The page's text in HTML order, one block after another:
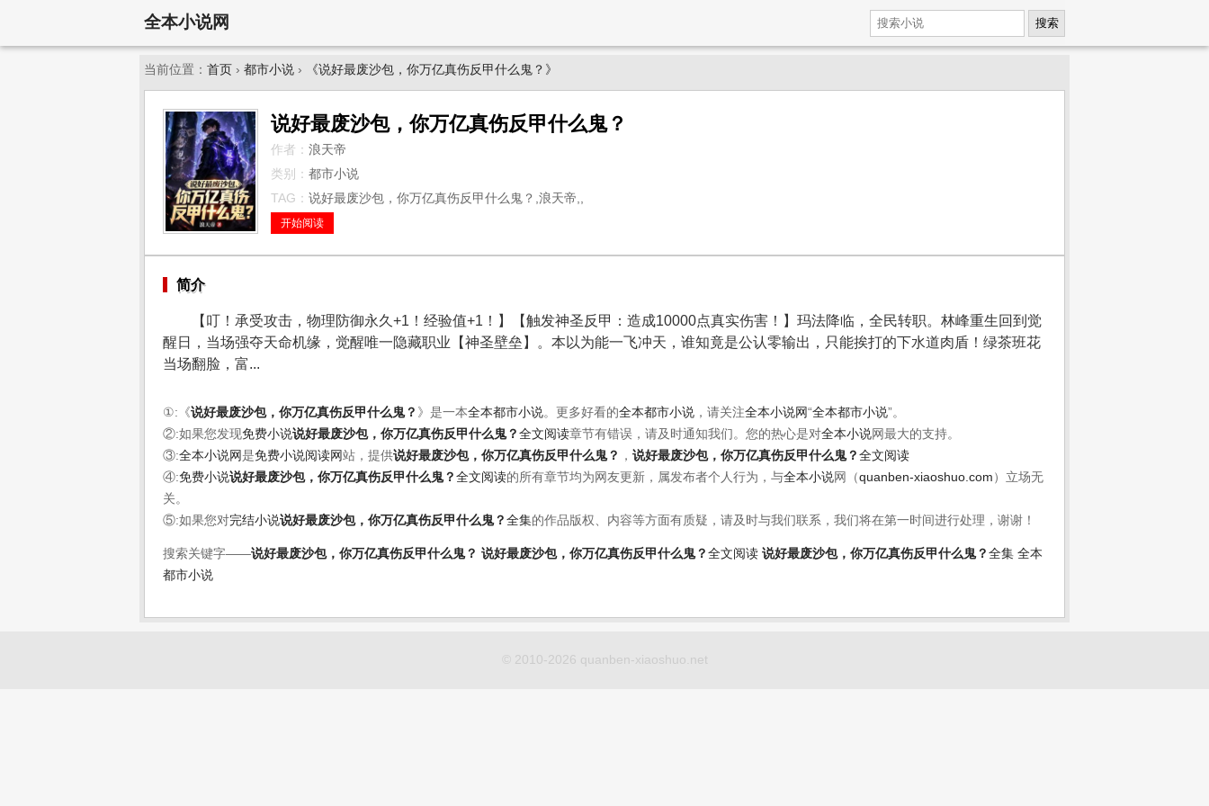
全本小说网 搜索
当前位置： 首页 › 都市小说 › 《说好最废沙包，你万亿真伤反甲什么鬼？》
说好最废沙包，你万亿真伤反甲什么鬼？
作者： 浪天帝
类别： 都市小说
TAG： 说好最废沙包，你万亿真伤反甲什么鬼？,浪天帝,,
开始阅读
简介
【叮！承受攻击，物理防御永久+1！经验值+1！】【触发神圣反甲：造成10000点真实伤害！】玛法降临，全民转职。林峰重生回到觉
醒日，当场强夺天命机缘，觉醒唯一隐藏职业【神圣壁垒】。本以为能一飞冲天，谁知竟是公认零输出，只能挨打的下水道肉盾！绿茶班花
当场翻脸，富...
①:《说好最废沙包，你万亿真伤反甲什么鬼？ 》是一本全本都市小说。更多好看的全本都市小说 ，请关注全本小说网“全本都市小说”。
②:如果您发现免费小说说好最废沙包，你万亿真伤反甲什么鬼？ 全文阅读章节有错误，请及时通知我们。您的热心是对全本小说网最大的支持。
③:全本小说网是免费小说阅读网站，提供说好最废沙包，你万亿真伤反甲什么鬼？ ， 说好最废沙包，你万亿真伤反甲什么鬼？ 全文阅读
④:免费小说说好最废沙包，你万亿真伤反甲什么鬼？ 全文阅读的所有章节均为网友更新，属发布者个人行为，与全本小说网（quanben-xiaoshuo.com ）立场无
关。
⑤:如果您对完结小说说好最废沙包，你万亿真伤反甲什么鬼？ 全集的作品版权、内容等方面有质疑，请及时与我们联系，我们将在第一时间进行处理，谢谢！
搜索关键字——说好最废沙包，你万亿真伤反甲什么鬼？ 说好最废沙包，你万亿真伤反甲什么鬼？ 全文阅读 说好最废沙包，你万亿真伤反甲什么鬼？ 全集 全本
都市小说
© 2010-2026 quanben-xiaoshuo.net